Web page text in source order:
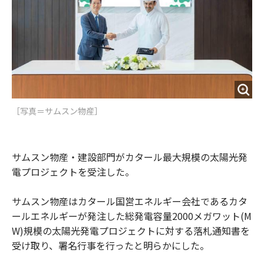
［写真＝サムスン物産］
サムスン物産・建設部門がカタール最大規模の太陽光発
電プロジェクトを受注した。
サムスン物産はカタール国営エネルギー会社であるカタ
ールエネルギーが発注した総発電容量2000メガワット(M
W)規模の太陽光発電プロジェクトに対する落札通知書を
受け取り、署名行事を行ったと明らかにした。